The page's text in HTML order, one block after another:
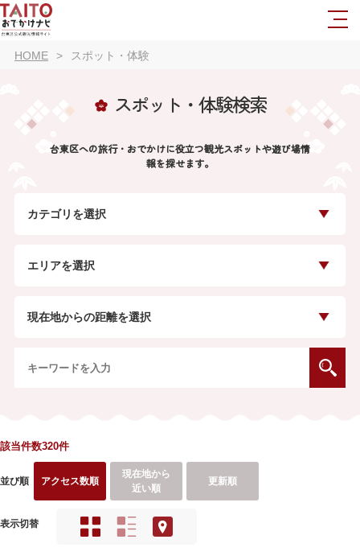
HOME スポット・体験
スポット・体験検索
台東区への旅行・おでかけに役立つ観光スポットや遊び場情
報を探せます。
カテゴリを選択
エリアを選択
現在地からの距離を選択
該当件数320件
並び順 アクセス数順
現在地から
近い順
更新順
表示切替